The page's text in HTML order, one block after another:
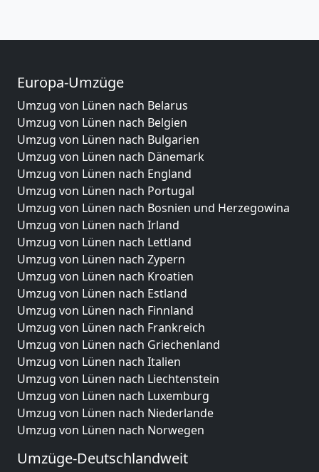
Europa-Umzüge
Umzug von Lünen nach Belarus
Umzug von Lünen nach Belgien
Umzug von Lünen nach Bulgarien
Umzug von Lünen nach Dänemark
Umzug von Lünen nach England
Umzug von Lünen nach Portugal
Umzug von Lünen nach Bosnien und Herzegowina
Umzug von Lünen nach Irland
Umzug von Lünen nach Lettland
Umzug von Lünen nach Zypern
Umzug von Lünen nach Kroatien
Umzug von Lünen nach Estland
Umzug von Lünen nach Finnland
Umzug von Lünen nach Frankreich
Umzug von Lünen nach Griechenland
Umzug von Lünen nach Italien
Umzug von Lünen nach Liechtenstein
Umzug von Lünen nach Luxemburg
Umzug von Lünen nach Niederlande
Umzug von Lünen nach Norwegen
Umzüge-Deutschlandweit